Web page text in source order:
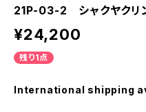
21P-03-2 シャクヤクリ
¥24,200
残り1点
International shipping